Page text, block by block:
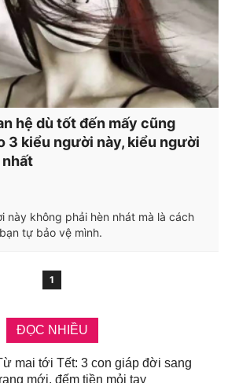
hệ dù tốt đến mấy cũng
3 kiểu người này, kiểu người
này không phải hèn nhát mà là cách
tự bảo vệ mình.
1
ĐỌC NHIỀU
mai tới Tết: 3 con giáp đời sang
mới, đếm tiền mỏi tay